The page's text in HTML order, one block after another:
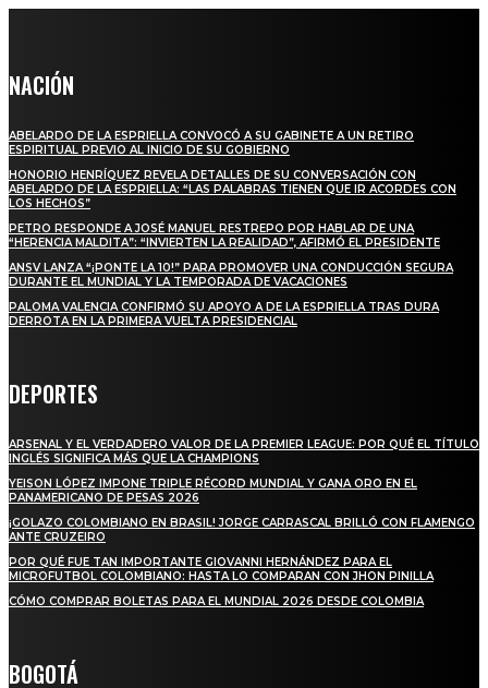
NACIÓN
ABELARDO DE LA ESPRIELLA CONVOCÓ A SU GABINETE A UN RETIRO
ESPIRITUAL PREVIO AL INICIO DE SU GOBIERNO
HONORIO HENRÍQUEZ REVELA DETALLES DE SU CONVERSACIÓN CON
ABELARDO DE LA ESPRIELLA: “LAS PALABRAS TIENEN QUE IR ACORDES CON
LOS HECHOS”
PETRO RESPONDE A JOSÉ MANUEL RESTREPO POR HABLAR DE UNA
“HERENCIA MALDITA”: “INVIERTEN LA REALIDAD”, AFIRMÓ EL PRESIDENTE
ANSV LANZA “¡PONTE LA 10!” PARA PROMOVER UNA CONDUCCIÓN SEGURA
DURANTE EL MUNDIAL Y LA TEMPORADA DE VACACIONES
PALOMA VALENCIA CONFIRMÓ SU APOYO A DE LA ESPRIELLA TRAS DURA
DERROTA EN LA PRIMERA VUELTA PRESIDENCIAL
DEPORTES
ARSENAL Y EL VERDADERO VALOR DE LA PREMIER LEAGUE: POR QUÉ EL TÍTULO
INGLÉS SIGNIFICA MÁS QUE LA CHAMPIONS
YEISON LÓPEZ IMPONE TRIPLE RÉCORD MUNDIAL Y GANA ORO EN EL
PANAMERICANO DE PESAS 2026
¡GOLAZO COLOMBIANO EN BRASIL! JORGE CARRASCAL BRILLÓ CON FLAMENGO
ANTE CRUZEIRO
POR QUÉ FUE TAN IMPORTANTE GIOVANNI HERNÁNDEZ PARA EL
MICROFUTBOL COLOMBIANO: HASTA LO COMPARAN CON JHON PINILLA
CÓMO COMPRAR BOLETAS PARA EL MUNDIAL 2026 DESDE COLOMBIA
BOGOTÁ